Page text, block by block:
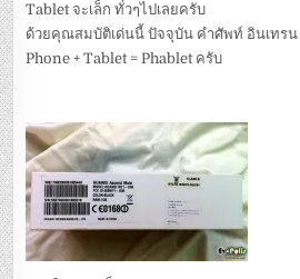
Tablet จะเล็ก ทั่วๆไปเลยครับ
ด้วยคุณสมบัติเด่นนี้ ปัจจุบัน คำศัพท์ อินเทรน
Phone + Tablet = Phablet ครับ